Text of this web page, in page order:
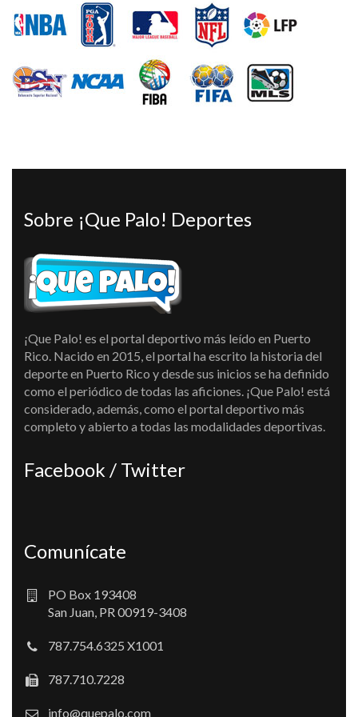
Sobre ¡Que Palo! Deportes
¡Que Palo! es el portal deportivo más leído en Puerto
Rico. Nacido en 2015, el portal ha escrito la historia del
deporte en Puerto Rico y desde sus inicios se ha definido
como el periódico de todas las aficiones. ¡Que Palo! está
considerado, además, como el portal deportivo más
completo y abierto a todas las modalidades deportivas.
Facebook / Twitter
Comunícate
PO Box 193408
San Juan, PR 00919-3408
787.754.6325 X1001
787.710.7228
info@quepalo.com